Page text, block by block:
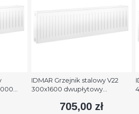
IDMAR Grzejnik stalowy V22
300x1600 dwupłytowy
(90/70/20°C) biały RAL9016
Cena
705,00 zł